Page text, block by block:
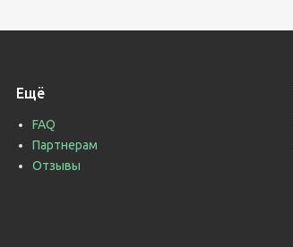
Ещё
FAQ
Партнерам
Отзывы